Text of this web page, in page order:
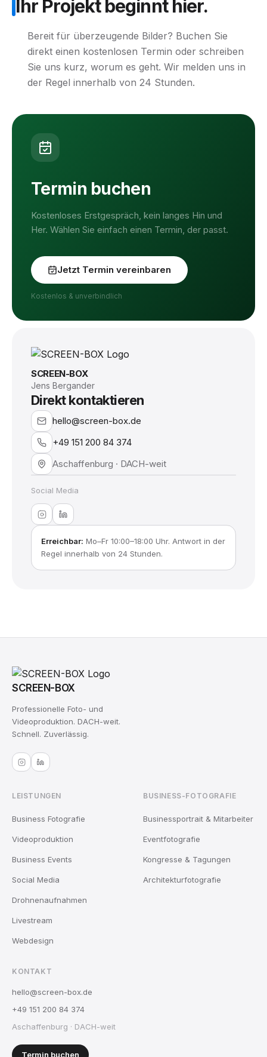
Ihr Projekt beginnt hier.
Bereit für überzeugende Bilder? Buchen Sie
direkt einen kostenlosen Termin oder schreiben
Sie uns kurz, worum es geht. Wir melden uns in
der Regel innerhalb von 24 Stunden.
Termin buchen
Kostenloses Erstgespräch, kein langes Hin und
Her. Wählen Sie einfach einen Termin, der passt.
Jetzt Termin vereinbaren
Kostenlos & unverbindlich
SCREEN-BOX
Jens Bergander
Direkt kontaktieren
hello@screen-box.de
+49 151 200 84 374
Aschaffenburg · DACH-weit
Social Media
Erreichbar: Mo–Fr 10:00–18:00 Uhr. Antwort in der
Regel innerhalb von 24 Stunden.
SCREEN-BOX
Professionelle Foto- und
Videoproduktion. DACH-weit.
Schnell. Zuverlässig.
LEISTUNGEN
Business Fotografie
Videoproduktion
Business Events
Social Media
Drohnenaufnahmen
Livestream
Webdesign
BUSINESS-FOTOGRAFIE
Businessportrait & Mitarbeiter
Eventfotografie
Kongresse & Tagungen
Architekturfotografie
KONTAKT
hello@screen-box.de
+49 151 200 84 374
Aschaffenburg · DACH-weit
Termin buchen